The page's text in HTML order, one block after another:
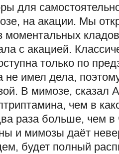
для
на акации. Мы
моментальных
с акацией.
только по
не имел дела,
В мимозе, сказал
чем в
раза больше, чем
и мимозы даёт
будет полный